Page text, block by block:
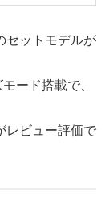
セットモデルが
ード搭載で、
レビュー評価で